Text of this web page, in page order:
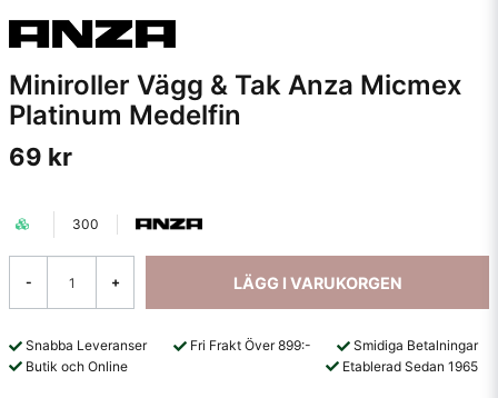
Miniroller Vägg & Tak Anza Micmex
Platinum Medelfin
69 kr
300
- + LÄGG I VARUKORGEN
Snabba Leveranser Fri Frakt Över 899:-
Smidiga Betalningar
Butik och Online
Etablerad Sedan 1965